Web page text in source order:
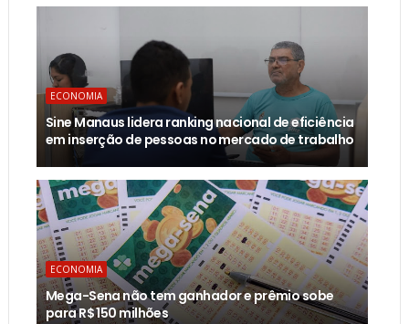
ECONOMIA
Sine Manaus lidera ranking nacional de eficiência
em inserção de pessoas no mercado de trabalho
ECONOMIA
Mega-Sena não tem ganhador e prêmio sobe
para R$ 150 milhões